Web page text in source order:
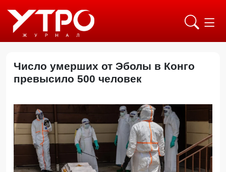
Число умерших от Эболы в Конго
превысило 500 человек